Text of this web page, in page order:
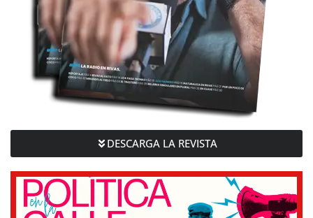
DESCARGA LA REVISTA